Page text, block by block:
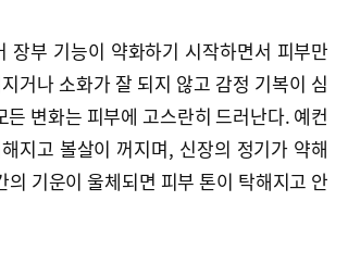
부 기능이 약화하기 시작하면서 피부만
거나 소화가 잘 되지 않고 감정 기복이 심
변화는 피부에 고스란히 드러난다. 예컨
지고 볼살이 꺼지며, 신장의 정기가 약해
기운이 울체되면 피부 톤이 탁해지고 안